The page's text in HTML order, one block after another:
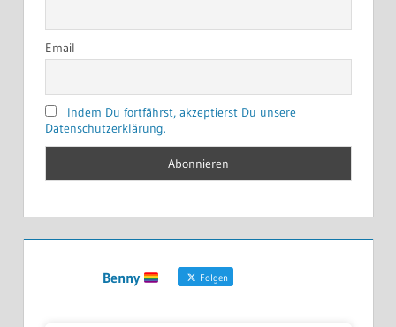
Email
Indem Du fortfährst, akzeptierst Du unsere
Datenschutzerklärung.
Benny Folgen